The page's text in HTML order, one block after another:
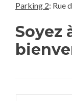
Parking 2: Rue
Soyez